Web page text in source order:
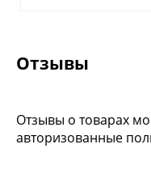
Отзывы
Отзывы о товарах
авторизованные